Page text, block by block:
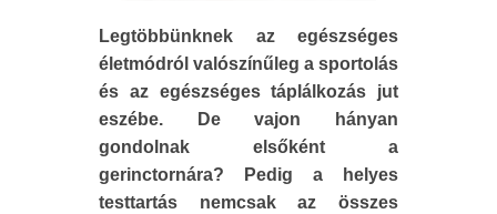
Legtöbbünknek az egészséges
életmódról valószínűleg a sportolás
és az egészséges táplálkozás jut
eszébe. De vajon hányan
gondolnak elsőként a
gerinctornára? Pedig a helyes
testtartás nemcsak az összes